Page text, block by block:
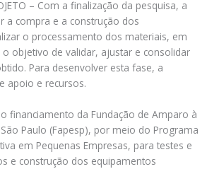
– Com a finalização da pesquisa, a
a compra e a construção dos
o processamento dos materiais, em
objetivo de validar, ajustar e consolidar
Para desenvolver esta fase, a
apoio e recursos.
financiamento da Fundação de Amparo à
Paulo (Fapesp), por meio do Programa
em Pequenas Empresas, para testes e
e construção dos equipamentos